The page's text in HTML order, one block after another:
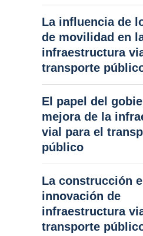
La influencia de
de movilidad en
infraestructura
transporte
El papel del
mejora de la
vial para el
público
La construcción e
innovación de
infraestructura
transporte